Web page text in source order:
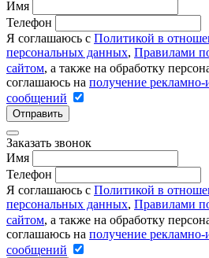
Имя
Телефон
Я соглашаюсь с Политикой в
персональных данных, Правилами
сайтом, а также на обработку
соглашаюсь на получение
сообщений
Отправить
Заказать звонок
Имя
Телефон
Я соглашаюсь с Политикой в
персональных данных, Правилами
сайтом, а также на обработку
соглашаюсь на получение
сообщений